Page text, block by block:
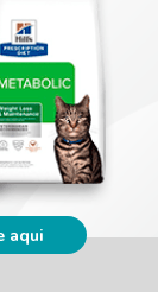
aqui